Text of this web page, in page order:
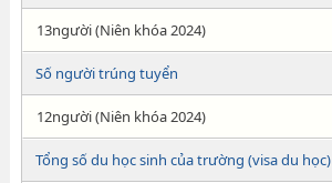
13người (Niên khóa 2024)
Số người trúng tuyển
12người (Niên khóa 2024)
Tổng số du học sinh của trường (visa du học)